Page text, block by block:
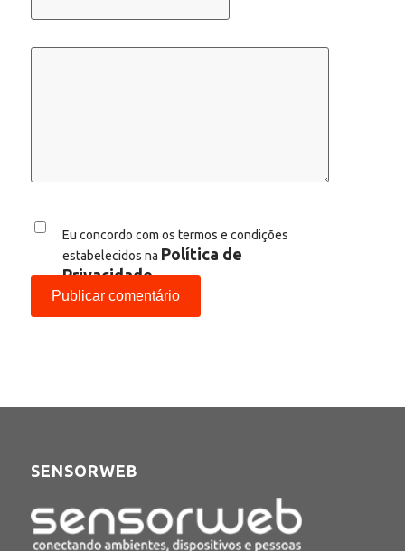
Eu concordo com os termos e condições
estabelecidos na Política de
Privacidade
SENSORWEB